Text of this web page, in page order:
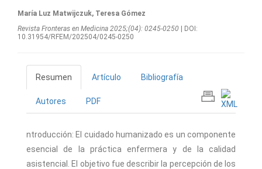
María Luz Matwijczuk, Teresa Gómez
Revista Fronteras en Medicina 2025;(04): 0245-0250 | DOI:
10.31954/RFEM/202504/0245-0250
Resumen Artículo Bibliografía
Autores PDF
ntroducción: El cuidado humanizado es un componente
esencial de la práctica enfermera y de la calidad
asistencial. El objetivo fue describir la percepción de los